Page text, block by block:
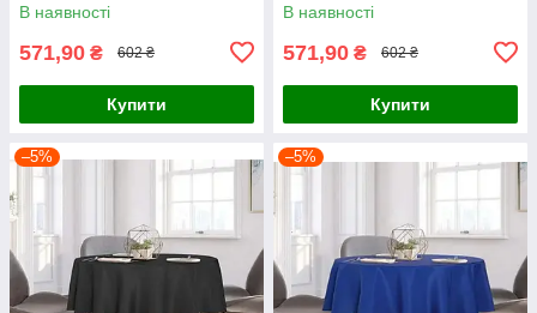
В наявності
571,90 ₴ 602 ₴
Купити
В наявності
571,90 ₴ 602 ₴
Купити
–5% –5%